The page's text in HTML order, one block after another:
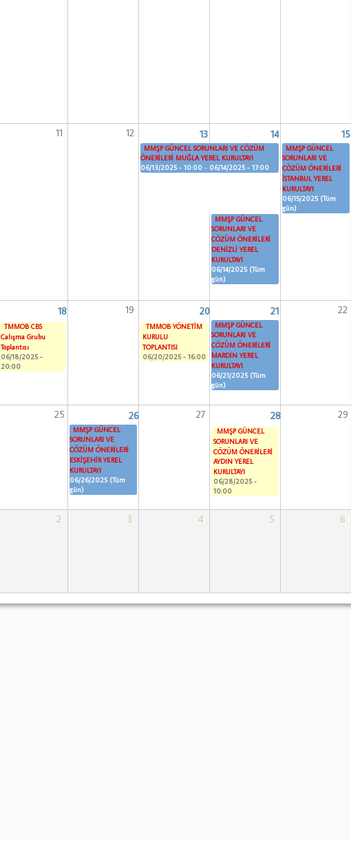
11 12 13 14 15
MMŞP GÜNCEL SORUNLARI VE ÇÖZÜM
ÖNERİLERİ MUĞLA YEREL KURULTAYI
06/13/2025 - 10:00 - 06/14/2025 - 17:00
MMŞP GÜNCEL
SORUNLARI VE
ÇÖZÜM ÖNERİLERİ
İSTANBUL YEREL
KURULTAYI
06/15/2025 (Tüm
gün)
MMŞP GÜNCEL
SORUNLARI VE
ÇÖZÜM ÖNERİLERİ
DENİZLİ YEREL
KURULTAYI
06/14/2025 (Tüm
gün)
18 19 20 21 22
TMMOB CBS
Çalışma Grubu
Toplantısı
06/18/2025 -
20:00
TMMOB YÖNETİM
KURULU
TOPLANTISI
06/20/2025 - 16:00
MMŞP GÜNCEL
SORUNLARI VE
ÇÖZÜM ÖNERİLERİ
MARDİN YEREL
KURULTAYI
06/21/2025 (Tüm
gün)
25 26 27 28 29
MMŞP GÜNCEL
SORUNLARI VE
ÇÖZÜM ÖNERİLERİ
ESKİŞEHİR YEREL
KURULTAYI
06/26/2025 (Tüm
gün)
MMŞP GÜNCEL
SORUNLARI VE
ÇÖZÜM ÖNERİLERİ
AYDIN YEREL
KURULTAYI
06/28/2025 -
10:00
2 3 4 5 6